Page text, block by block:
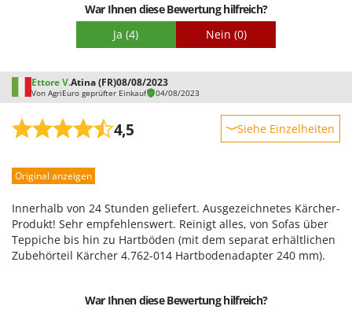
War Ihnen diese Bewertung hilfreich?
Ja (4) Nein (0)
Ettore V.Atina (FR)08/08/2023
Von AgriEuro geprüfter Einkauf 04/08/2023
4,5 Siehe Einzelheiten
Leistung
Qualität / Preis
Schwierigkeitsgrad Zusammenbau
Original anzeigen
Innerhalb von 24 Stunden geliefert. Ausgezeichnetes Kärcher-
Produkt! Sehr empfehlenswert. Reinigt alles, von Sofas über
Teppiche bis hin zu Hartböden (mit dem separat erhältlichen
Zubehörteil Kärcher 4.762-014 Hartbodenadapter 240 mm).
War Ihnen diese Bewertung hilfreich?